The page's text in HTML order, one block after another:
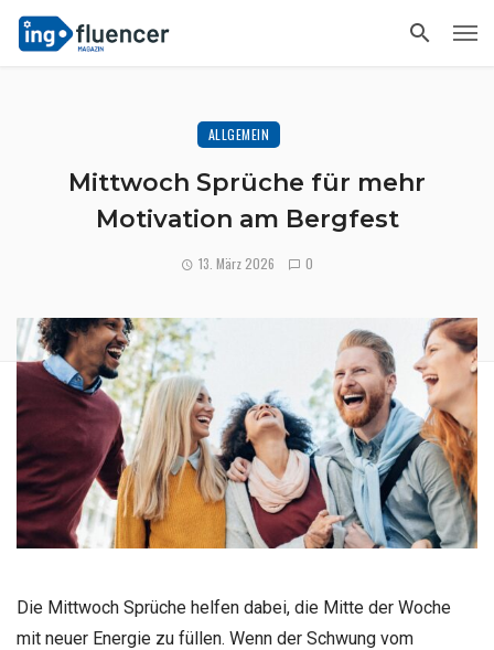
ALLGEMEIN
Mittwoch Sprüche für mehr
Motivation am Bergfest
13. März 2026 0
Die Mittwoch Sprüche helfen dabei, die Mitte der Woche
mit neuer Energie zu füllen. Wenn der Schwung vom